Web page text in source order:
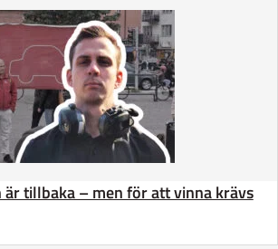
är tillbaka – men för att vinna krävs